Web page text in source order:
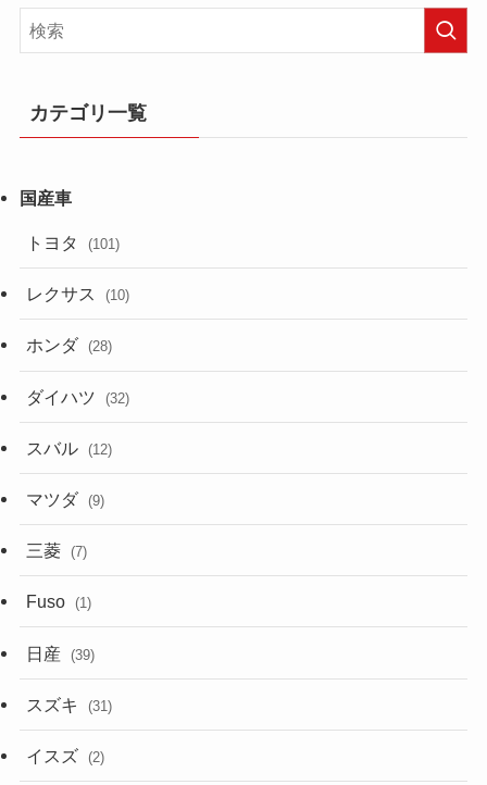
カテゴリ一覧
トヨタ (101)
レクサス (10)
ホンダ (28)
ダイハツ (32)
スバル (12)
マツダ (9)
三菱 (7)
Fuso (1)
日産 (39)
スズキ (31)
イスズ (2)